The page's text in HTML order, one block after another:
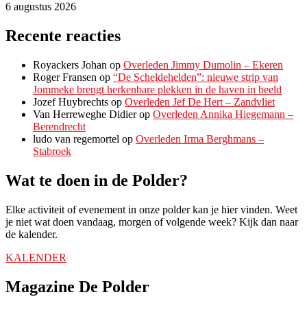
6 augustus 2026
Recente reacties
Royackers Johan op Overleden Jimmy Dumolin – Ekeren
Roger Fransen op “De Scheldehelden”: nieuwe strip van
Jommeke brengt herkenbare plekken in de haven in beeld
Jozef Huybrechts op Overleden Jef De Hert – Zandvliet
Van Herreweghe Didierop Overleden Annika Hiegemann –
Berendrecht
ludo van regemortel op Overleden Irma Berghmans –
Stabroek
Wat te doen in de Polder?
Elke activiteit of evenement in onze polder kan je hier vinden. Weet
je niet wat doen vandaag, morgen of volgende week? Kijk dan naar
de kalender.
KALENDER
Magazine De Polder